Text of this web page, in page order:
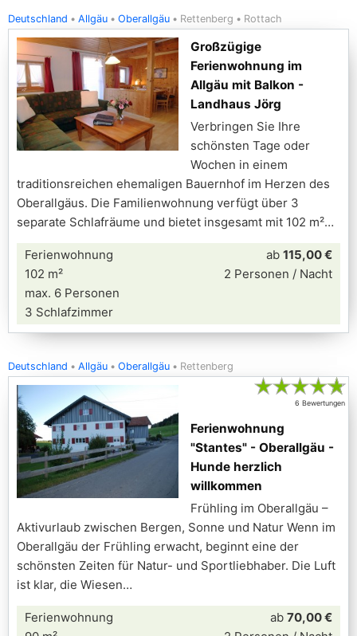
Deutschland Allgäu Oberallgäu Rettenberg Rottach
Großzügige
Ferienwohnung im
Allgäu mit Balkon -
Landhaus Jörg
Verbringen Sie Ihre
schönsten Tage oder
Wochen in einem
traditionsreichen ehemaligen Bauernhof im Herzen des
Oberallgäus. Die Familienwohnung verfügt über 3
separate Schlafräume und bietet insgesamt mit 102 m²
Ferienwohnung
102 m²
max. 6 Personen
3 Schlafzimmer
ab 115,00 €
2 Personen / Nacht
Deutschland Allgäu Oberallgäu Rettenberg
★★★★★
6 Bewertungen
Ferienwohnung
"Stantes" - Oberallgäu -
Hunde herzlich
willkommen
Frühling im Oberallgäu –
Aktivurlaub zwischen Bergen, Sonne und Natur Wenn im
Oberallgäu der Frühling erwacht, beginnt eine der
schönsten Zeiten für Natur- und Sportliebhaber. Die Luft
ist klar, die Wiesen
Ferienwohnung
ab 70,00 €